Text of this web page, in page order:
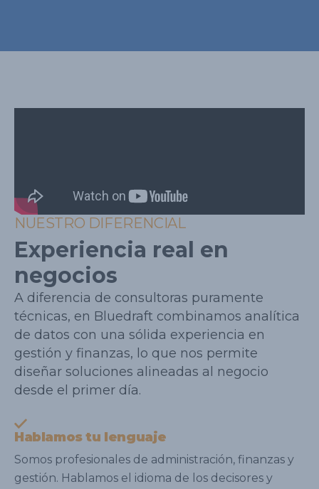
NUESTRO DIFERENCIAL
Experiencia real en
negocios
A diferencia de consultoras puramente
técnicas, en Bluedraft combinamos analítica
de datos con una sólida experiencia en
gestión y finanzas, lo que nos permite
diseñar soluciones alineadas al negocio
desde el primer día.
Hablamos tu lenguaje
Somos profesionales de administración, finanzas y
gestión. Hablamos el idioma de los decisores y